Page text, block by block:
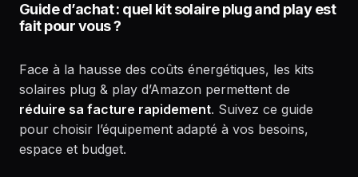
Guide d’achat : quel kit solaire plug and play est
fait pour vous ?
Face à la hausse des coûts énergétiques, les kits
solaires plug & play d’Amazon permettent de
réduire sa facture rapidement. Suivez ce guide
pour choisir l’équipement adapté à vos besoins,
espace et budget.